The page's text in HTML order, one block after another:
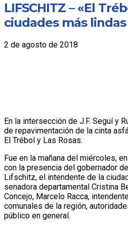
LIFSCHITZ – «El
ciudades más
2 de agosto de 2018
En la intersección de J.F. Seguí y
de repavimentación de la cinta
El Trébol y Las Rosas.
Fue en la mañana del miércoles,
con la presencia del gobernador
Lifschitz, el intendente de la
senadora departamental Cristina
Concejo, Marcelo Racca,
comunales de la región,
público en general.